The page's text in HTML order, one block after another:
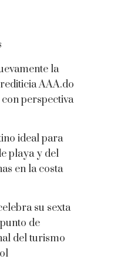
la
AAA.do
perspectiva
ideal para
playa y del
en la costa
su sexta
de
del turismo